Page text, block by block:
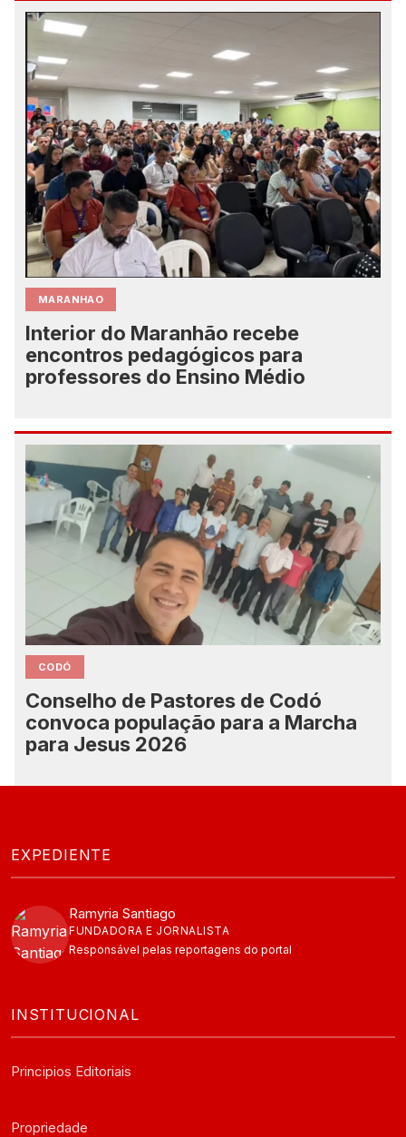
MARANHAO
Interior do Maranhão recebe
encontros pedagógicos para
professores do Ensino Médio
CODÓ
Conselho de Pastores de Codó
convoca população para a Marcha
para Jesus 2026
EXPEDIENTE
Ramyria Santiago
FUNDADORA E JORNALISTA
Responsável pelas reportagens do portal
INSTITUCIONAL
Principios Editoriais
Propriedade